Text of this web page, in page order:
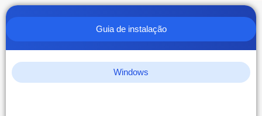
Guia de instalação
Windows